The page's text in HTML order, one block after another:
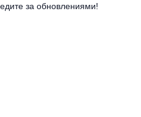
за обновлениями!